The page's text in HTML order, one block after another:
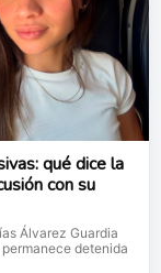
qué dice la
con su
Álvarez Guardia
detenida